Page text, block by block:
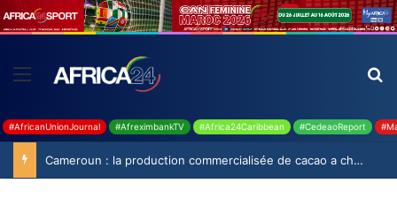
#AfricanUnionJournal #AfreximbankTV #Africa24Caribbean #CedeaoReport
Cameroun : la production commercialisée de cacao a chuté de 19,9% durant la saison 2025-2026